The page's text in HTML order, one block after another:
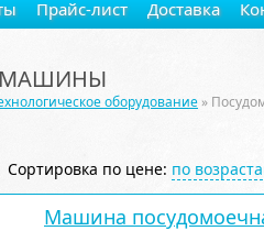
Прайс-лист Доставка
МАШИНЫ
оборудование »
Сортировка по цене: по
Машина